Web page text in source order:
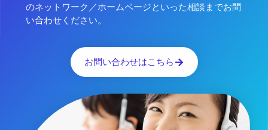
のネットワーク／ホームページといった相談までお問
い合わせください。
お問い合わせはこちら